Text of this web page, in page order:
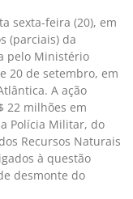
sexta-feira (20), em
(parciais) da
pelo Ministério
20 de setembro, em
A ação
22 milhões em
Polícia Militar, do
Recursos Naturais
à questão
desmonte do